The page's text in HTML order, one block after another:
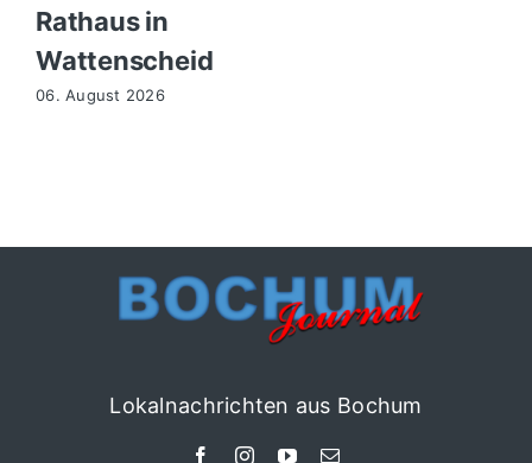
Rathaus in
Wattenscheid
06. August 2026
Lokalnachrichten aus Bochum